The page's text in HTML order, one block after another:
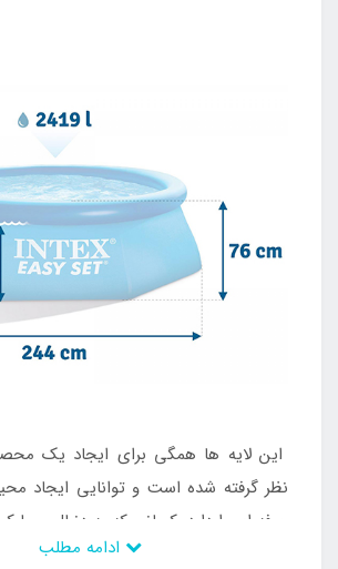
این لایه ها همگی برای ایجاد یک
نظر گرفته شده است و توانایی ایجاد
حرفه ای را دارد. کسانی که به دنبال مهیا
تفریحی هستند و تمایل به پرداخت